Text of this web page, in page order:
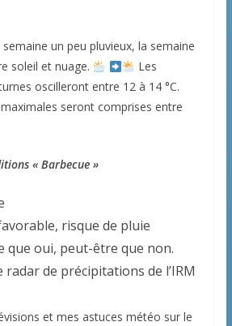
un peu pluvieux, la semaine
soleil et nuage.
Les
oscilleront entre 12 à 14 °C.
seront comprises entre
« Barbecue »
risque de pluie
que oui, peut-être que non.
radar de précipitations de l’IRM
et mes astuces météo sur le